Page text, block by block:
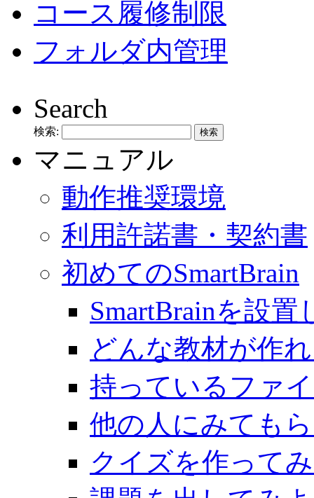
コース履修制限
フォルダ内管理
Search
検索:
マニュアル
動作推奨環境
利用許諾書・契約書
初めてのSmartBrain
SmartBrainを設置
どんな教材が作
持っているファ
他の人にみても
クイズを作って